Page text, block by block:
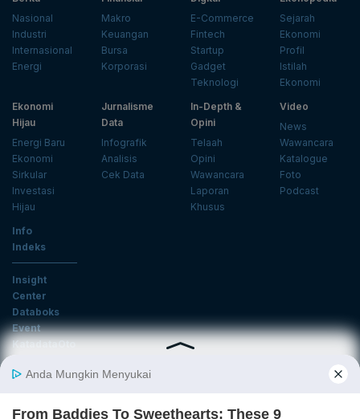
Nasional
Industri
Internasional
Energi
Makro
Keuangan
Bursa
Korporasi
E-Commerce
Fintech
Startup
Gadget
Teknologi
Sejarah
Ekonomi
Profil
Istilah
Ekonomi
Ekonomi
Hijau
Energi Baru
Ekonomi
Sirkular
Investasi
Hijau
Jurnalisme
Data
Infografik
Analisis
Cek Data
In-Depth &
Opini
Telaah
Opini
Wawancara
Laporan
Khusus
Video
News
Wawancara
Katalogue
Foto
Podcast
Info
Indeks
Insight
Center
Databoks
Event
KatadataOto
Email